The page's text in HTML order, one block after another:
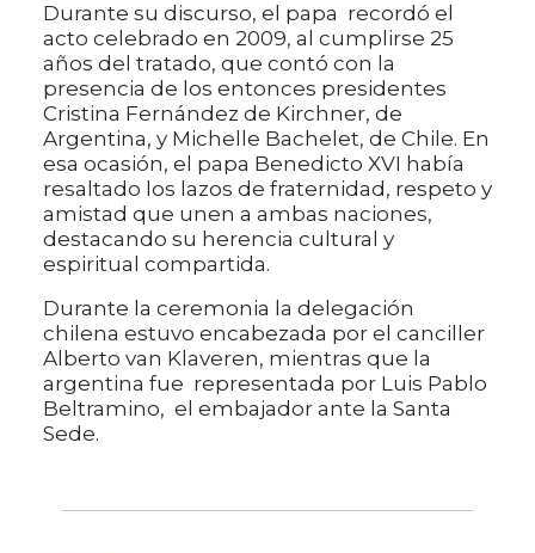
Durante su discurso, el papa recordó el
acto celebrado en 2009, al cumplirse 25
años del tratado, que contó con la
presencia de los entonces presidentes
Cristina Fernández de Kirchner, de
Argentina, y Michelle Bachelet, de Chile. En
esa ocasión, el papa Benedicto XVI había
resaltado los lazos de fraternidad, respeto y
amistad que unen a ambas naciones,
destacando su herencia cultural y
espiritual compartida.
Durante la ceremonia la delegación
chilena estuvo encabezada por el canciller
Alberto van Klaveren, mientras que la
argentina fue representada por Luis Pablo
Beltramino, el embajador ante la Santa
Sede.